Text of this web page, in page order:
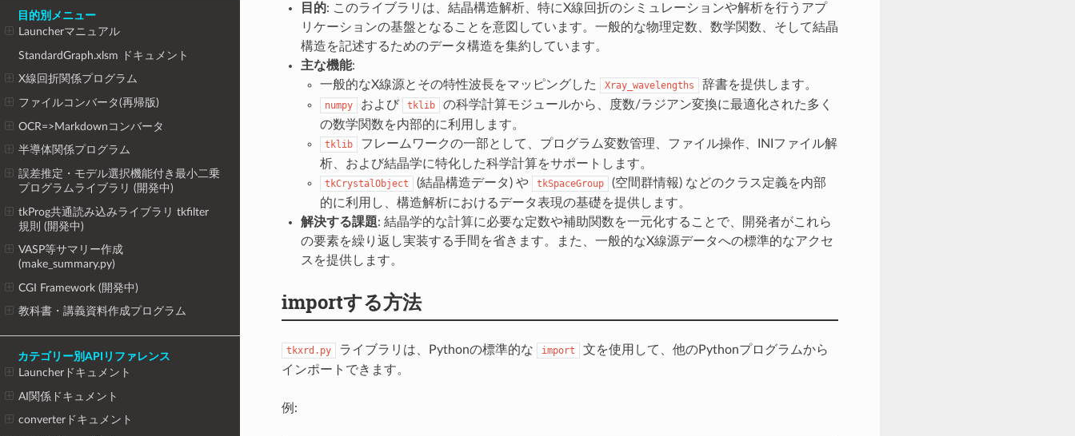
目的別メニュー
Launcherマニュアル
StandardGraph.xlsm ドキュメント
X線回折関係プログラム
ファイルコンバータ(再帰版)
OCR=>Markdownコンバータ
半導体関係プログラム
誤差推定・モデル選択機能付き最小二乗
プログラムライブラリ (開発中)
tkProg共通読み込みライブラリ tkfilter
規則 (開発中)
VASP等サマリー作成
(make_summary.py)
CGI Framework (開発中)
教科書・講義資料作成プログラム
カテゴリー別APIリファレンス
Launcherドキュメント
AI関係ドキュメント
converterドキュメント
目的: このライブラリは、結晶構造解析、特にX線回折のシミュレーションや解析を行うアプ
リケーションの基盤となることを意図しています。一般的な物理定数、数学関数、そして結晶
構造を記述するためのデータ構造を集約しています。
主な機能:
一般的なX線源とその特性波長をマッピングした
Xray_wavelengths 辞書を提供します。
numpy および tklib
の科学計算モジュールから、度数/ラジアン変換に最適化された多く
の数学関数を内部的に利用します。
tklib
フレームワークの一部として、プログラム変数管理、ファイル操作、INIファイル解
析、および結晶学に特化した科学計算をサポートします。
tkCrystalObject (結晶構造データ) や tkSpaceGroup
(空間群情報) などのクラス定義を内部
的に利用し、構造解析におけるデータ表現の基礎を提供します。
解決する課題: 結晶学的な計算に必要な定数や補助関数を一元化することで、開発者がこれら
の要素を繰り返し実装する手間を省きます。また、一般的なX線源データへの標準的なアクセ
スを提供します。
importする方法
tkxrd.py ライブラリは、Pythonの標準的な import
文を使用して、他のPythonプログラムから
インポートできます。
例: